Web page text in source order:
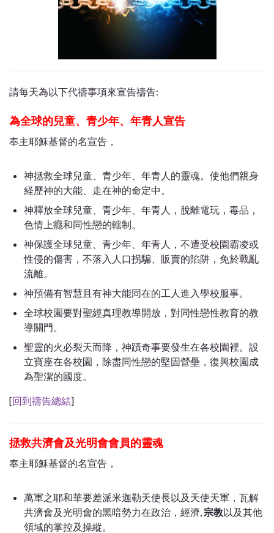
請每天為以下代禱事項來宣告禱告:
為全球的兒童、青少年、年青人宣告
奉主耶穌基督的名宣告，
神拯救全球兒童、青少年、年青人的靈魂。使他們親身
経歷神的大能、走在神的命定中。
神釋放全球兒童、青少年、年青人，脫離電玩，毒品，
色情上癮和同性戀的轄制。
神保護全球兒童、青少年、年青人，不遭受校園霸凌或
性侵的傷害，不落入人口拐騙、販賣的陷阱，免於戰亂
流離。
神預備有智慧且有神大能同在的工人進入學校服事。
全球校園要對聖經真理教導開放，對同性戀性教育的教
導關門。
聖靈的火必裂天而降，神蹟奇事要發生在各校園裡。設
立寶座在各校園，除盡同性戀的堅固營壘，復興校園成
為聖潔的國度。
[回到禱告總結]
拯救共濟會及光明會會員的靈魂
奉主耶穌基督的名宣告，
萬軍之耶和華要差派米迦勒天使長以及天使天軍，瓦解
共濟會及光明會的黑暗勢力在政治，經濟, 宗教以及其他
領域的掌控及操縱。